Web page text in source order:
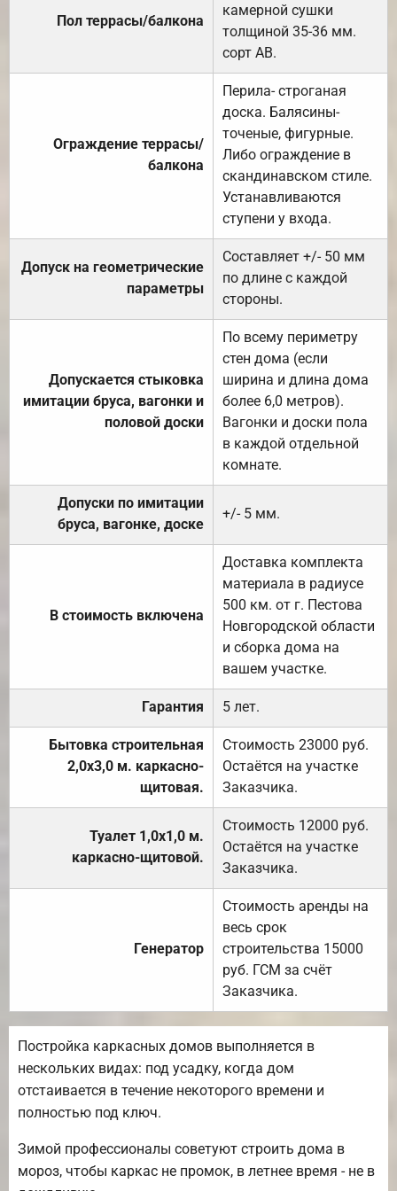
Пол террасы/балкона
камерной сушки
толщиной 35-36 мм.
сорт АВ.
Ограждение террасы/
балкона
Перила- строганая
доска. Балясины-
точеные, фигурные.
Либо ограждение в
скандинавском стиле.
Устанавливаются
ступени у входа.
Допуск на геометрические
параметры
Составляет +/- 50 мм
по длине с каждой
стороны.
Допускается стыковка
имитации бруса, вагонки и
половой доски
По всему периметру
стен дома (если
ширина и длина дома
более 6,0 метров).
Вагонки и доски пола
в каждой отдельной
комнате.
Допуски по имитации
бруса, вагонке, доске
+/- 5 мм.
В стоимость включена
Доставка комплекта
материала в радиусе
500 км. от г. Пестова
Новгородской области
и сборка дома на
вашем участке.
Гарантия 5 лет.
Бытовка строительная
2,0х3,0 м. каркасно-
щитовая.
Стоимость 23000 руб.
Остаётся на участке
Заказчика.
Туалет 1,0х1,0 м.
каркасно-щитовой.
Стоимость 12000 руб.
Остаётся на участке
Заказчика.
Генератор
Стоимость аренды на
весь срок
строительства 15000
руб. ГСМ за счёт
Заказчика.
Постройка каркасных домов выполняется в
нескольких видах: под усадку, когда дом
отстаивается в течение некоторого времени и
полностью под ключ.
Зимой профессионалы советуют строить дома в
мороз, чтобы каркас не промок, в летнее время - не в